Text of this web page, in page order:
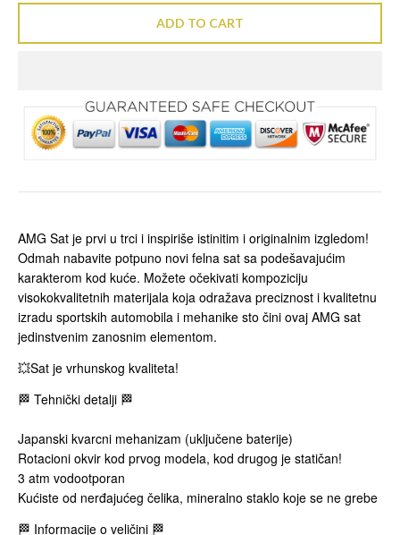
ADD TO CART
AMG Sat je prvi u trci i inspiriše istinitim i originalnim izgledom!
Odmah nabavite potpuno novi felna sat sa podešavajućim
karakterom kod kuće. Možete očekivati kompoziciju
visokokvalitetnih materijala koja odražava preciznost i kvalitetnu
izradu sportskih automobila i mehanike sto čini ovaj AMG sat
jedinstvenim zanosnim elementom.
💥Sat je vrhunskog kvaliteta!
🏁 Tehnički detalji 🏁
Japanski kvarcni mehanizam (uključene baterije)
Rotacioni okvir kod prvog modela, kod drugog je statičan!
3 atm vodootporan
Kućiste od nerđajućeg čelika, mineralno staklo koje se ne grebe
🏁 Informacije o veličini 🏁